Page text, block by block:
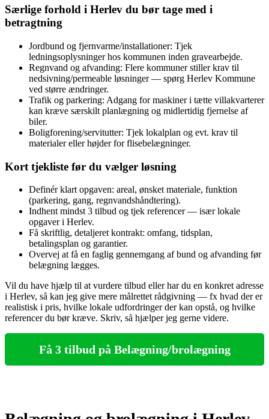
Særlige forhold i Herlev du bør tage med i
betragtning
Jordbund og fjernvarme/installationer: Tjek
ledningsoplysninger hos kommunen inden gravearbejde.
Regnvand og afvanding: Flere kommuner stiller krav til
nedsivning/permeable løsninger — spørg Herlev Kommune
ved større ændringer.
Trafik og parkering: Adgang for maskiner i tætte villakvarterer
kan kræve særskilt planlægning og midlertidig fjernelse af
biler.
Boligforening/servitutter: Tjek lokalplan og evt. krav til
materialer eller højder for flisebelægninger.
Kort tjekliste før du vælger løsning
Definér klart opgaven: areal, ønsket materiale, funktion
(parkering, gang, regnvandshåndtering).
Indhent mindst 3 tilbud og tjek referencer — især lokale
opgaver i Herlev.
Få skriftlig, detaljeret kontrakt: omfang, tidsplan,
betalingsplan og garantier.
Overvej at få en faglig gennemgang af bund og afvanding før
belægning lægges.
Vil du have hjælp til at vurdere tilbud eller har du en konkret adresse
i Herlev, så kan jeg give mere målrettet rådgivning — fx hvad der er
realistisk i pris, hvilke lokale udfordringer der kan opstå, og hvilke
referencer du bør kræve. Skriv, så hjælper jeg gerne videre.
Få 3 tilbud på Belægning/brolægning